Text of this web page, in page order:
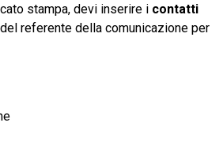
stampa, devi inserire i contatti
referente della comunicazione per